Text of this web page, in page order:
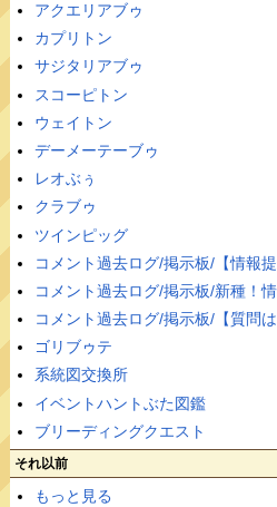
アクエリアブゥ
カプリトン
サジタリアブゥ
スコーピトン
ウェイトン
デーメーテーブゥ
レオぶぅ
クラブゥ
ツインピッグ
コメント過去ログ/掲示板/【情報
コメント過去ログ/掲示板/新種！
コメント過去ログ/掲示板/【質問
ゴリブゥテ
系統図交換所
イベントハントぶた図鑑
ブリーディングクエスト
それ以前
もっと見る